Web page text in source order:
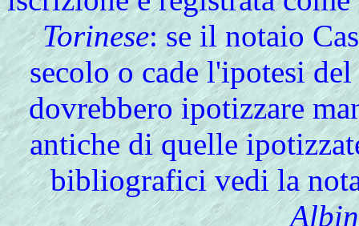
Torinese: se il notaio
secolo o cade l'ipotesi
dovrebbero ipotizzare
antiche di quelle
bibliografici vedi la